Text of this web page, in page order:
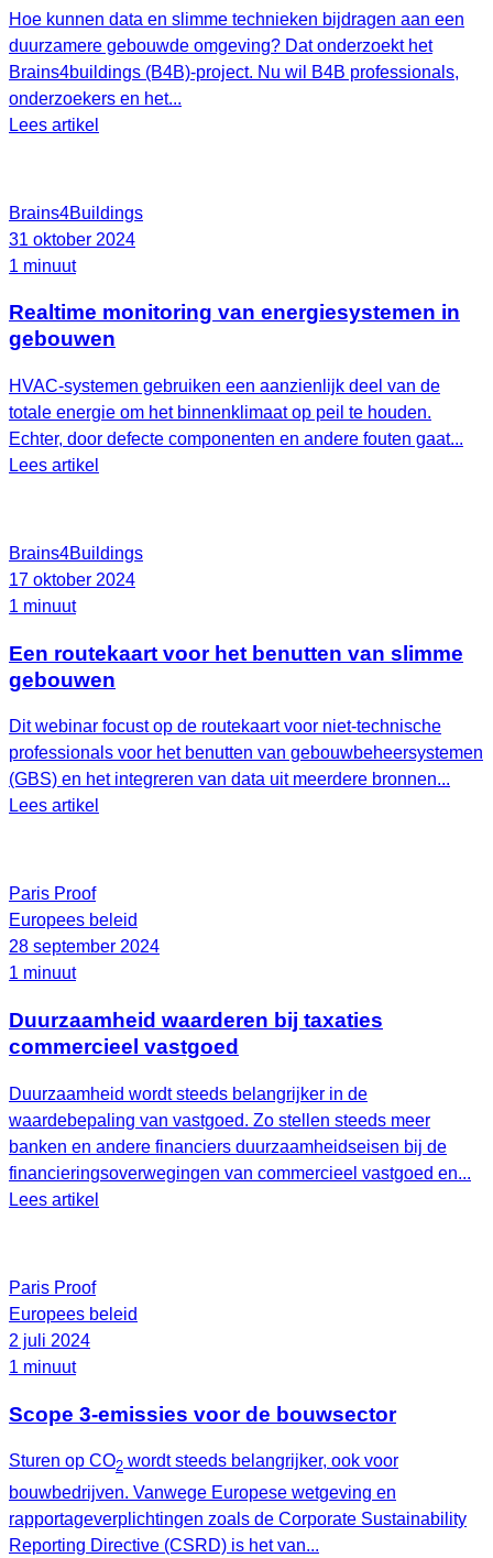
Hoe kunnen data en slimme technieken bijdragen aan een
duurzamere gebouwde omgeving? Dat onderzoekt het
Brains4buildings (B4B)-project. Nu wil B4B professionals,
onderzoekers en het...
Lees artikel
Brains4Buildings
31 oktober 2024
1 minuut
Realtime monitoring van energiesystemen in
gebouwen
HVAC-systemen gebruiken een aanzienlijk deel van de
totale energie om het binnenklimaat op peil te houden.
Echter, door defecte componenten en andere fouten gaat...
Lees artikel
Brains4Buildings
17 oktober 2024
1 minuut
Een routekaart voor het benutten van slimme
gebouwen
Dit webinar focust op de routekaart voor niet-technische
professionals voor het benutten van gebouwbeheersystemen
(GBS) en het integreren van data uit meerdere bronnen...
Lees artikel
Paris Proof
Europees beleid
28 september 2024
1 minuut
Duurzaamheid waarderen bij taxaties
commercieel vastgoed
Duurzaamheid wordt steeds belangrijker in de
waardebepaling van vastgoed. Zo stellen steeds meer
banken en andere financiers duurzaamheidseisen bij de
financieringsoverwegingen van commercieel vastgoed en...
Lees artikel
Paris Proof
Europees beleid
2 juli 2024
1 minuut
Scope 3-emissies voor de bouwsector
Sturen op CO2 wordt steeds belangrijker, ook voor
bouwbedrijven. Vanwege Europese wetgeving en
rapportageverplichtingen zoals de Corporate Sustainability
Reporting Directive (CSRD) is het van...